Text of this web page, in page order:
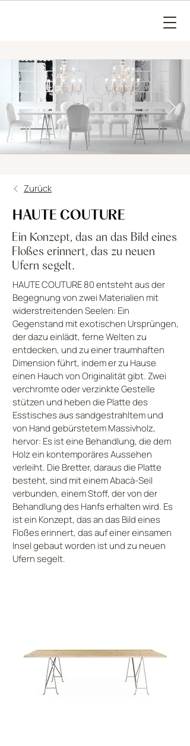
Zurück
HAUTE COUTURE
Ein Konzept, das an das Bild eines
Floßes erinnert, das zu neuen
Ufern segelt.
HAUTE COUTURE 80 entsteht aus der
Begegnung von zwei Materialien mit
widerstreitenden Seelen: Ein
Gegenstand mit exotischen Ursprüngen,
der dazu einlädt, ferne Welten zu
entdecken, und zu einer traumhaften
Dimension führt, indem er zu Hause
einen Hauch von Originalität gibt. Zwei
verchromte oder verzinkte Gestelle
stützen und heben die Platte des
Esstisches aus sandgestrahltem und
von Hand gebürstetem Massivholz,
hervor: Es ist eine Behandlung, die dem
Holz ein kontemporäres Aussehen
verleiht. Die Bretter, daraus die Platte
besteht, sind mit einem Abacà-Seil
verbunden, einem Stoff, der von der
Behandlung des Hanfs erhalten wird. Es
ist ein Konzept, das an das Bild eines
Floßes erinnert, das auf einer einsamen
Insel gebaut worden ist und zu neuen
Ufern segelt.